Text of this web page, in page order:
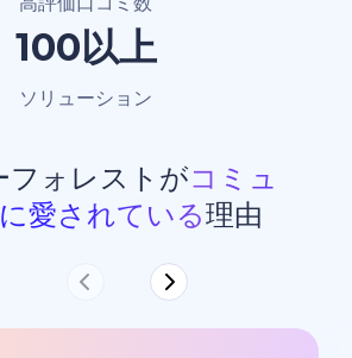
100以上
ソリューション
フォレストがコミュ
愛されている理由